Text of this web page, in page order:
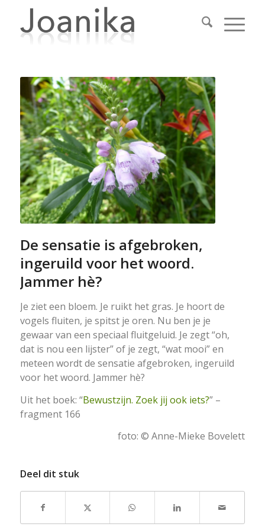
De sensatie is afgebroken,
ingeruild voor het woord.
Jammer hè?
Je ziet een bloem. Je ruikt het gras. Je hoort de
vogels fluiten, je spitst je oren. Nu ben je je
gewaar van een speciaal fluitgeluid. Je zegt “oh,
dat is nou een lijster” of je zegt, “wat mooi” en
meteen wordt de sensatie afgebroken, ingeruild
voor het woord. Jammer hè?
Uit het boek: “Bewustzijn. Zoek jij ook iets?” –
fragment 166
foto: © Anne-Mieke Bovelett
Deel dit stuk